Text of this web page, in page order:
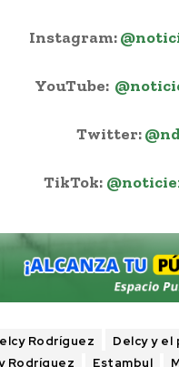
Instagram:
YouTube:
Twitter:
TikTok:
Rodríguez
Delcy y
Rodríguez
Estambul